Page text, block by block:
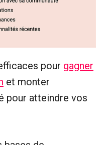
pour gagner
et monter
pour atteindre vos